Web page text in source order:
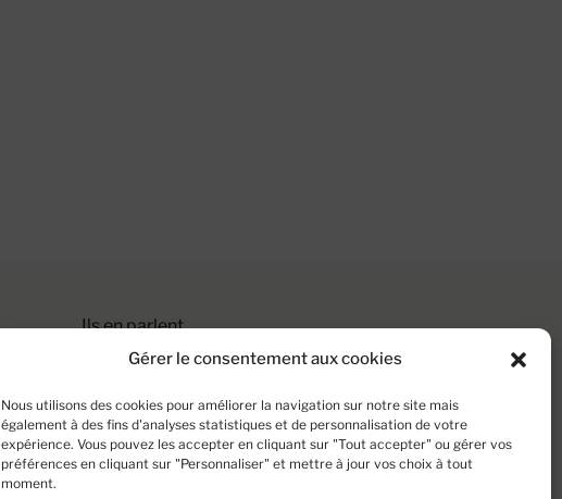
Gérer le consentement aux cookies
Nous utilisons des cookies pour améliorer la navigation sur notre site mais
également à des fins d'analyses statistiques et de personnalisation de votre
expérience. Vous pouvez les accepter en cliquant sur "Tout accepter" ou gérer vos
préférences en cliquant sur "Personnaliser" et mettre à jour vos choix à tout
moment.
Ils en parlent
Contact
Politique de confidentialité
Politique de cookies (UE)